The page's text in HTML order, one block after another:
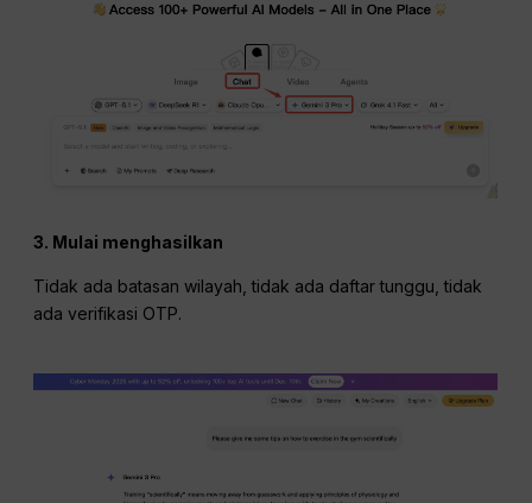
3. Mulai menghasilkan
Tidak ada batasan wilayah, tidak ada daftar tunggu, tidak
ada verifikasi OTP.